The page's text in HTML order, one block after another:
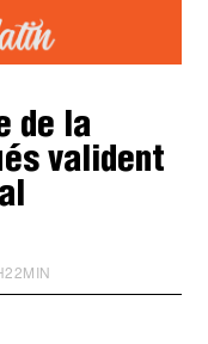
de la
valident
I